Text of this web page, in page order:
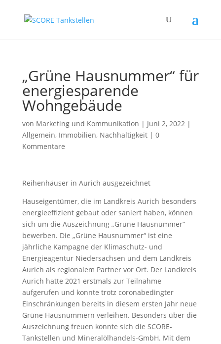
„Grüne Hausnummer“ für
energiesparende
Wohngebäude
von Marketing und Kommunikation | Juni 2, 2022|
Allgemein, Immobilien, Nachhaltigkeit| 0
Kommentare
Reihenhäuser in Aurich ausgezeichnet
Hauseigentümer, die im Landkreis Aurich besonders
energieeffizient gebaut oder saniert haben, können
sich um die Auszeichnung „Grüne Hausnummer“
bewerben. Die „Grüne Hausnummer“ ist eine
jährliche Kampagne der Klimaschutz- und
Energieagentur Niedersachsen und dem Landkreis
Aurich als regionalem Partner vor Ort. Der Landkreis
Aurich hatte 2021 erstmals zur Teilnahme
aufgerufen und konnte trotz coronabedingter
Einschränkungen bereits in diesem ersten Jahr neue
Grüne Hausnummern verleihen. Besonders über die
Auszeichnung freuen konnte sich die SCORE-
Tankstellen und Mineralölhandels-GmbH. Mit dem